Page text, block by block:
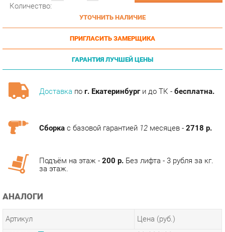
ПРИГЛАСИТЬ ЗАМЕРЩИКА
ГАРАНТИЯ ЛУЧШЕЙ ЦЕНЫ
Доставкапог. Екатеринбурги до ТК -бесплатна.
АНАЛОГИ
Артикул
u-0254341 89 890.00 р.
ТЭГИ